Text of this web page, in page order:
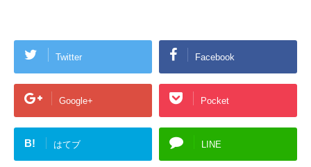
Twitter Facebook
Google+ Pocket
B! はてブ LINE